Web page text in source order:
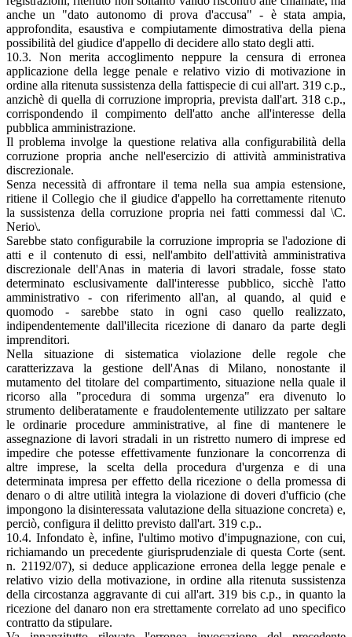
anche un "dato autonomo di prova d'accusa" - è stata ampia,
approfondita, esaustiva e compiutamente dimostrativa della piena
possibilità del giudice d'appello di decidere allo stato degli atti.
10.3. Non merita accoglimento neppure la censura di erronea
applicazione della legge penale e relativo vizio di motivazione in
ordine alla ritenuta sussistenza della fattispecie di cui all'art. 319 c.p.,
anzichè di quella di corruzione impropria, prevista dall'art. 318 c.p.,
corrispondendo il compimento dell'atto anche all'interesse della
pubblica amministrazione.
Il problema involge la questione relativa alla configurabilità della
corruzione propria anche nell'esercizio di attività amministrativa
discrezionale.
Senza necessità di affrontare il tema nella sua ampia estensione,
ritiene il Collegio che il giudice d'appello ha correttamente ritenuto
la sussistenza della corruzione propria nei fatti commessi dal \C.
Nerio\.
Sarebbe stato configurabile la corruzione impropria se l'adozione di
atti e il contenuto di essi, nell'ambito dell'attività amministrativa
discrezionale dell'Anas in materia di lavori stradale, fosse stato
determinato esclusivamente dall'interesse pubblico, sicchè l'atto
amministrativo - con riferimento all'an, al quando, al quid e
quomodo - sarebbe stato in ogni caso quello realizzato,
indipendentemente dall'illecita ricezione di danaro da parte degli
imprenditori.
Nella situazione di sistematica violazione delle regole che
caratterizzava la gestione dell'Anas di Milano, nonostante il
mutamento del titolare del compartimento, situazione nella quale il
ricorso alla "procedura di somma urgenza" era divenuto lo
strumento deliberatamente e fraudolentemente utilizzato per saltare
le ordinarie procedure amministrative, al fine di mantenere le
assegnazione di lavori stradali in un ristretto numero di imprese ed
impedire che potesse effettivamente funzionare la concorrenza di
altre imprese, la scelta della procedura d'urgenza e di una
determinata impresa per effetto della ricezione o della promessa di
denaro o di altre utilità integra la violazione di doveri d'ufficio (che
impongono la disinteressata valutazione della situazione concreta) e,
perciò, configura il delitto previsto dall'art. 319 c.p..
10.4. Infondato è, infine, l'ultimo motivo d'impugnazione, con cui,
richiamando un precedente giurisprudenziale di questa Corte (sent.
n. 21192/07), si deduce applicazione erronea della legge penale e
relativo vizio della motivazione, in ordine alla ritenuta sussistenza
della circostanza aggravante di cui all'art. 319 bis c.p., in quanto la
ricezione del danaro non era strettamente correlato ad uno specifico
contratto da stipulare.